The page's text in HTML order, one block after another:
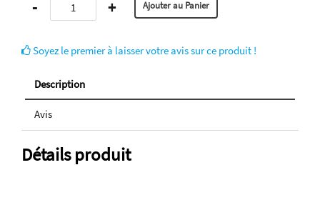
- +
Soyez le premier à laisser votre avis sur ce produit !
Description
Avis
Détails produit